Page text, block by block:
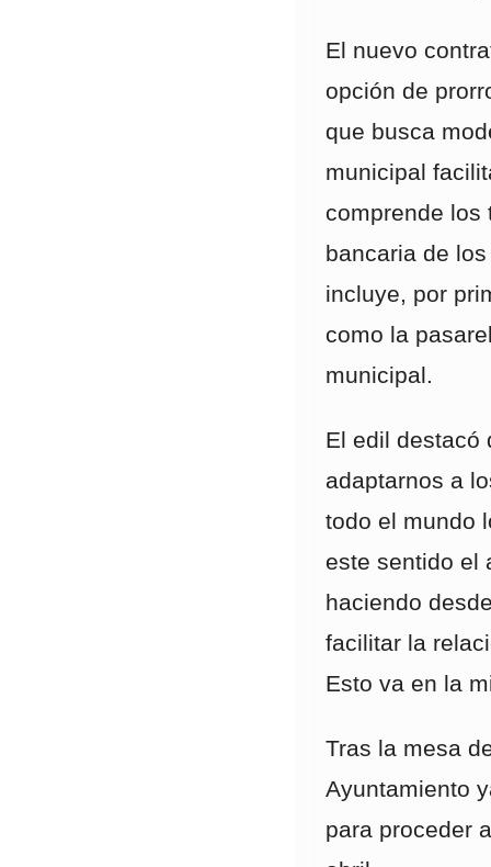
El nuevo
opción de
que busca
municipal
comprende los
bancaria de
incluye, por
como la
municipal.
El edil destacó
adaptarnos a
todo el mundo
este sentido el
haciendo
facilitar la
Esto va en la
Tras la mesa
Ayuntamiento
para proceder